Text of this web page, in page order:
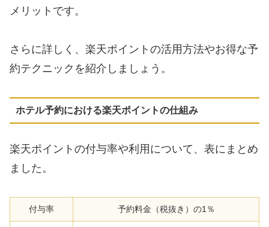
メリットです。
さらに詳しく、楽天ポイントの活用方法やお得な予
約テクニックを紹介しましょう。
ホテル予約における楽天ポイントの仕組み
楽天ポイントの付与率や利用について、表にまとめ
ました。
付与率 予約料金（税抜き）の1％